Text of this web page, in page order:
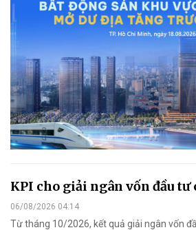
KPI cho giải ngân vốn đầu tư
06/08/2026 04:14
Từ tháng 10/2026, kết quả giải ngân vốn